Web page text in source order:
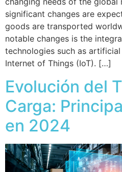
significant changes are
goods are transported
notable changes is the
technologies such as
Internet of Things (IoT). […]
Evolución del
Carga:
en 2024